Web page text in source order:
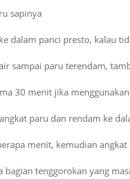
sapinya
dalam panci presto, kalau
sampai paru terendam,
30 menit jika
paru dan rendam ke
menit, kemudian
bagian tenggorokan yang